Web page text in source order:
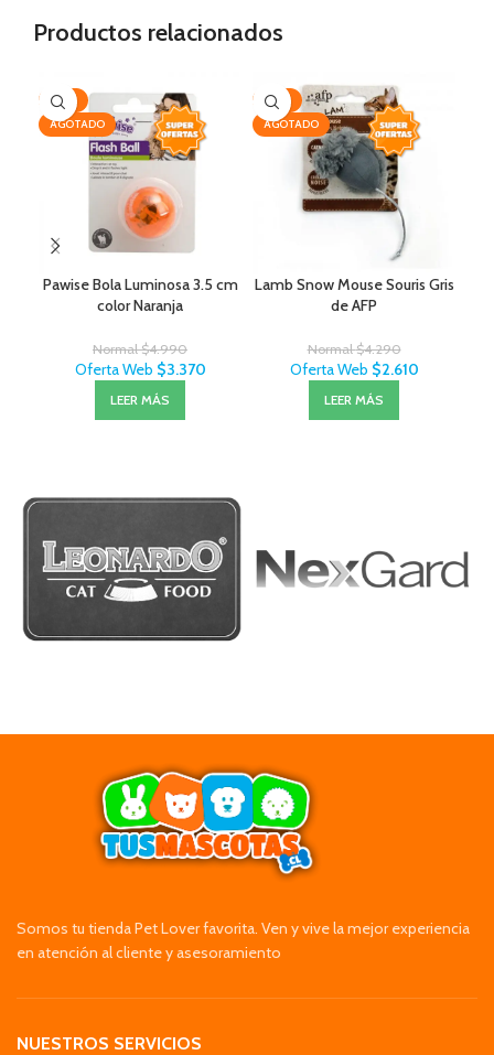
Productos relacionados
-32%
AGOTADO
Pawise Bola Luminosa 3.5 cm
color Naranja
Normal$4.990
Oferta Web $3.370
LEER MÁS
-39%
AGOTADO
Lamb Snow Mouse Souris Gris
de AFP
Normal$4.290
Oferta Web $2.610
LEER MÁS
Somos tu tienda Pet Lover favorita. Ven y vive la mejor experiencia
en atención al cliente y asesoramiento
NUESTROS SERVICIOS